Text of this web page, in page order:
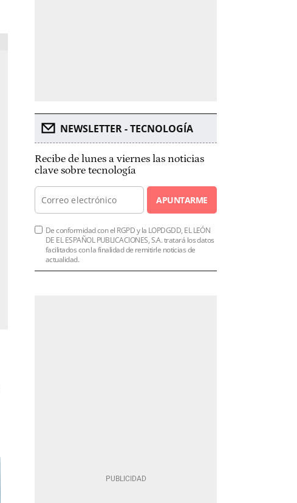
NEWSLETTER - TECNOLOGÍA
Recibe de lunes a viernes las noticias
clave sobre tecnología
APUNTARME
De conformidad con el RGPD y la LOPDGDD, EL LEÓN
DE EL ESPAÑOL PUBLICACIONES, S.A. tratará los datos
facilitados con la finalidad de remitirle noticias de
actualidad.